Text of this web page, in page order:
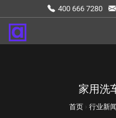
400 666 7280
家用洗
首页 › 行业新闻